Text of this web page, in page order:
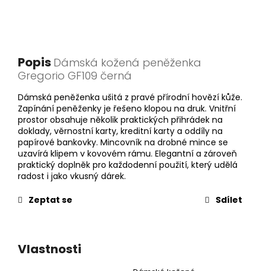
Popis Dámská kožená peněženka
Gregorio GF109 černá
Dámská peněženka ušitá z pravé přírodní hovězí kůže.
Zapínání peněženky je řešeno klopou na druk. Vnitřní
prostor obsahuje několik praktických přihrádek na
doklady, věrnostní karty, kreditní karty a oddíly na
papírové bankovky. Mincovník na drobné mince se
uzavírá klipem v kovovém rámu. Elegantní a zároveň
praktický doplněk pro každodenní použití, který udělá
radost i jako vkusný dárek.
Zeptat se
Sdílet
Vlastnosti